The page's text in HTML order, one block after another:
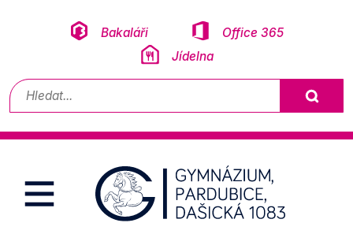
Bakaláři
Office 365
Jídelna
Vyhledávání